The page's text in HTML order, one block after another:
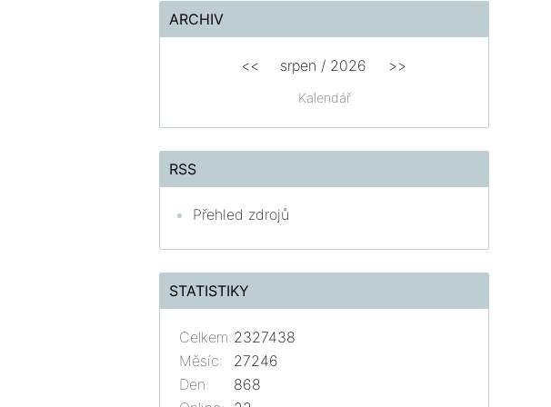
ARCHIV
Kalendář
<< srpen / 2026 >>
RSS
Přehled zdrojů
STATISTIKY
Celkem: 2327438
Měsíc:
27246
Den:
868